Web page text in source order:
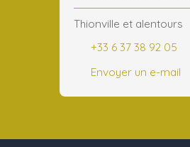
Thionville et alentours
+33 6 37 38 92 05
Envoyer un e-mail